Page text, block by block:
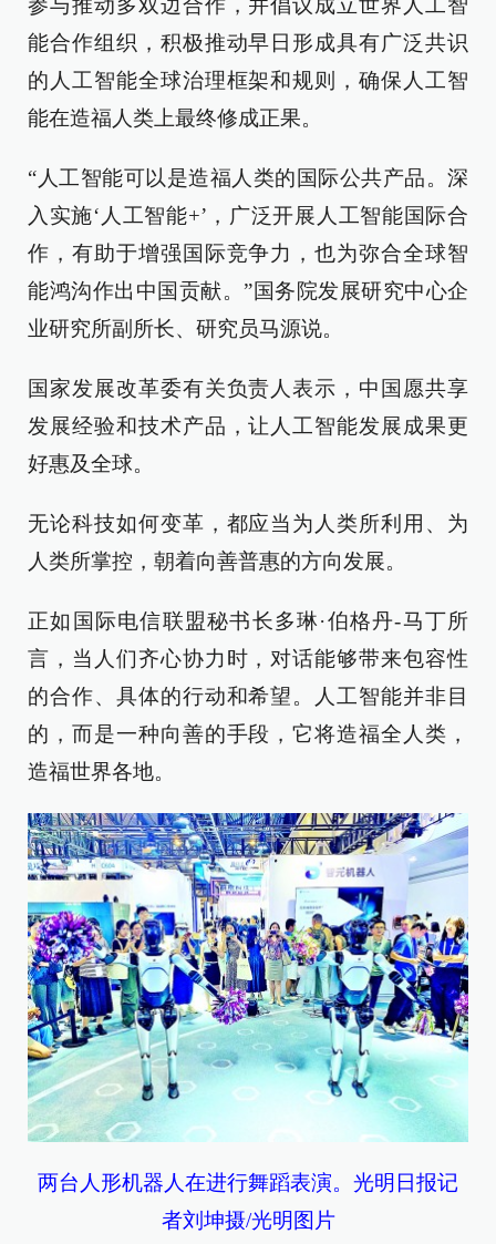
能合作组织，积极推动早日形成具有广泛共识
的人工智能全球治理框架和规则，确保人工智
能在造福人类上最终修成正果。
“人工智能可以是造福人类的国际公共产品。深
入实施‘人工智能+’，广泛开展人工智能国际合
作，有助于增强国际竞争力，也为弥合全球智
能鸿沟作出中国贡献。”国务院发展研究中心企
业研究所副所长、研究员马源说。
国家发展改革委有关负责人表示，中国愿共享
发展经验和技术产品，让人工智能发展成果更
好惠及全球。
无论科技如何变革，都应当为人类所利用、为
人类所掌控，朝着向善普惠的方向发展。
正如国际电信联盟秘书长多琳·伯格丹-马丁所
言，当人们齐心协力时，对话能够带来包容性
的合作、具体的行动和希望。人工智能并非目
的，而是一种向善的手段，它将造福全人类，
造福世界各地。
两台人形机器人在进行舞蹈表演。光明日报记
者刘坤摄/光明图片